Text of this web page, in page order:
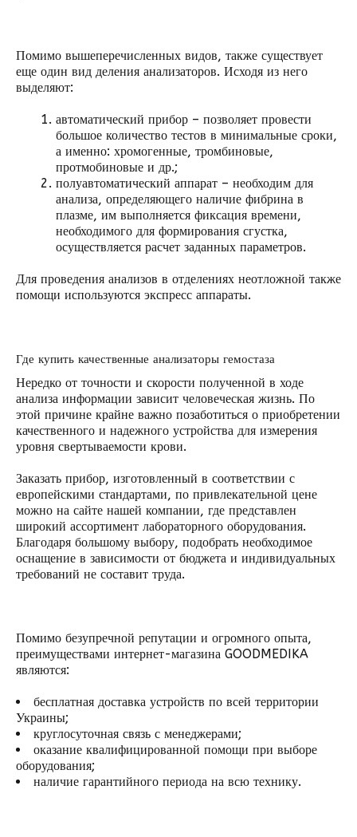
Помимо вышеперечисленных видов, также существует
еще один вид деления анализаторов. Исходя из него
выделяют:
автоматический прибор – позволяет провести
большое количество тестов в минимальные сроки,
а именно: хромогенные, тромбиновые,
протмобиновые и др.;
полуавтоматический аппарат – необходим для
анализа, определяющего наличие фибрина в
плазме, им выполняется фиксация времени,
необходимого для формирования сгустка,
осуществляется расчет заданных параметров.
Для проведения анализов в отделениях неотложной также
помощи используются экспресс аппараты.
Где купить качественные анализаторы гемостаза
Нередко от точности и скорости полученной в ходе
анализа информации зависит человеческая жизнь. По
этой причине крайне важно позаботиться о приобретении
качественного и надежного устройства для измерения
уровня свертываемости крови.
Заказать прибор, изготовленный в соответствии с
европейскими стандартами, по привлекательной цене
можно на сайте нашей компании, где представлен
широкий ассортимент лабораторного оборудования.
Благодаря большому выбору, подобрать необходимое
оснащение в зависимости от бюджета и индивидуальных
требований не составит труда.
Помимо безупречной репутации и огромного опыта,
преимуществами интернет-магазина GOODMEDIKA
являются:
бесплатная доставка устройств по всей территории
Украины;
круглосуточная связь с менеджерами;
оказание квалифицированной помощи при выборе
оборудования;
наличие гарантийного периода на всю технику.